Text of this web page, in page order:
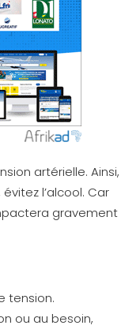
artérielle. Ainsi,
l’alcool. Car
gravement
tension.
ou au besoin,